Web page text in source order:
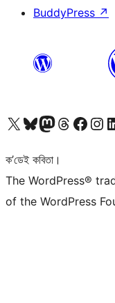
BuddyPress ↗
আমাৰ X (আগৰ Twitter) একাউণ্টলৈ যাওকআমাৰ Bluesky একাউণ্টলৈ যাওকআমাৰ Mastodon একাউণ্টলৈ যাওকআমাৰ Threads একাউণ্টলৈ যাওকআমাৰ Facebook পৃষ্ঠালৈ যাওক
আমাৰ Instagram
ক’ডেই কবিতা।
The WordPress®
of the WordPress